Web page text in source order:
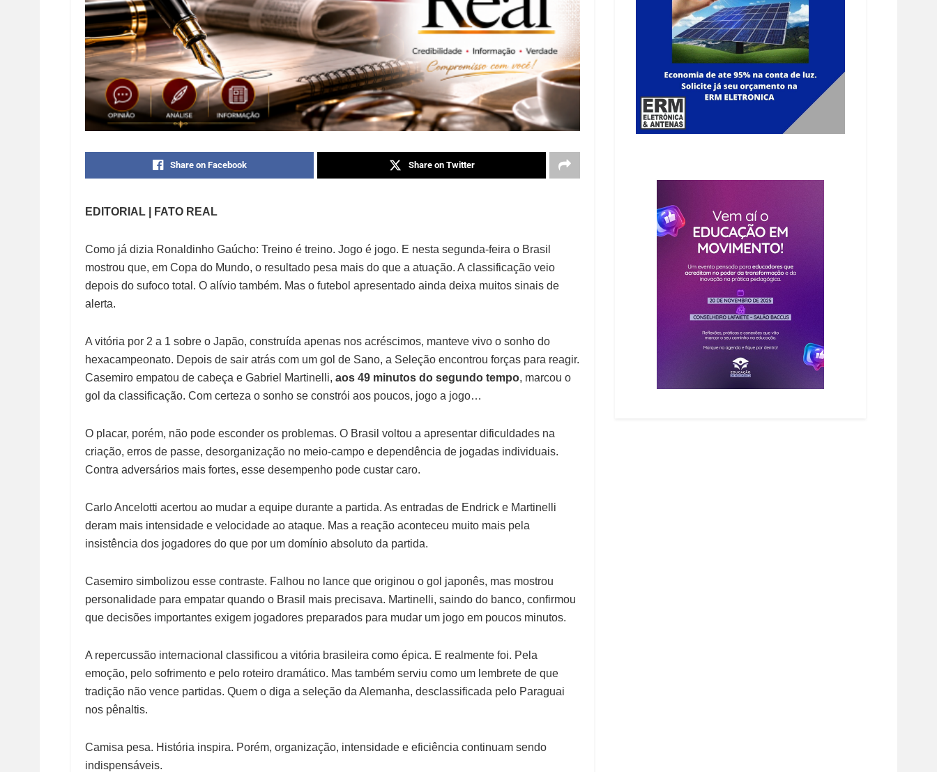
Share on Facebook Share on Twitter
EDITORIAL | FATO REAL
Como já dizia Ronaldinho Gaúcho: Treino é treino. Jogo é jogo. E nesta segunda-feira o Brasil
mostrou que, em Copa do Mundo, o resultado pesa mais do que a atuação. A classificação veio
depois do sufoco total. O alívio também. Mas o futebol apresentado ainda deixa muitos sinais de
alerta.
A vitória por 2 a 1 sobre o Japão, construída apenas nos acréscimos, manteve vivo o sonho do
hexacampeonato. Depois de sair atrás com um gol de Sano, a Seleção encontrou forças para reagir.
Casemiro empatou de cabeça e Gabriel Martinelli, aos 49 minutos do segundo tempo, marcou o
gol da classificação. Com certeza o sonho se constrói aos poucos, jogo a jogo…
O placar, porém, não pode esconder os problemas. O Brasil voltou a apresentar dificuldades na
criação, erros de passe, desorganização no meio-campo e dependência de jogadas individuais.
Contra adversários mais fortes, esse desempenho pode custar caro.
Carlo Ancelotti acertou ao mudar a equipe durante a partida. As entradas de Endrick e Martinelli
deram mais intensidade e velocidade ao ataque. Mas a reação aconteceu muito mais pela
insistência dos jogadores do que por um domínio absoluto da partida.
Casemiro simbolizou esse contraste. Falhou no lance que originou o gol japonês, mas mostrou
personalidade para empatar quando o Brasil mais precisava. Martinelli, saindo do banco, confirmou
que decisões importantes exigem jogadores preparados para mudar um jogo em poucos minutos.
A repercussão internacional classificou a vitória brasileira como épica. E realmente foi. Pela
emoção, pelo sofrimento e pelo roteiro dramático. Mas também serviu como um lembrete de que
tradição não vence partidas. Quem o diga a seleção da Alemanha, desclassificada pelo Paraguai
nos pênaltis.
Camisa pesa. História inspira. Porém, organização, intensidade e eficiência continuam sendo
indispensáveis.